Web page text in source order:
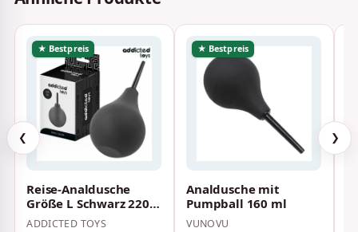
❮
★ Bestpreis
Reise-Analdusche
Größe L Schwarz 220
ml 15,4 cm
ADDICTED TOYS
★ Bestpreis
Analdusche mit
Pumpball 160 ml
VUNOVU
❯